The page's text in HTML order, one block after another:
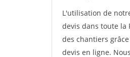
L'utilisation de
devis dans toute la
des chantiers grâce
devis en ligne.